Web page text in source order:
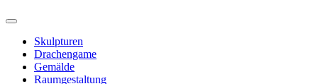
Skulpturen
Drachengame
Gemälde
Raumgestaltung